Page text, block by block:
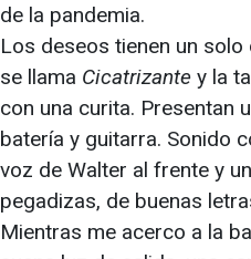
de la pandemia.
Los deseos tienen un
se llama Cicatrizante y la
con una curita. Presentan
batería y guitarra. Sonido
voz de Walter al frente y
pegadizas, de buenas
Mientras me acerco a la